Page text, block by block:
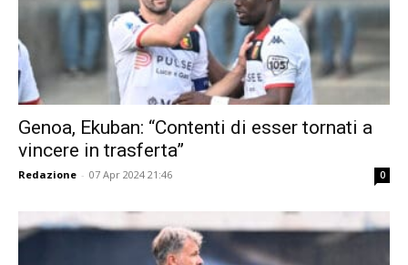
Genoa, Ekuban: “Contenti di esser tornati a
vincere in trasferta”
Redazione - 07 Apr 2024 21:46 0